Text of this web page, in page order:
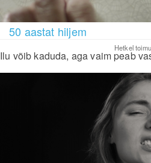
50 aastat hiljem
Hetkel
Ilu võib kaduda, aga vaim peab